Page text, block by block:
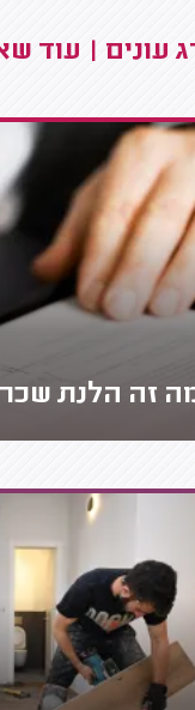
עונים | עוד
זה הלנת